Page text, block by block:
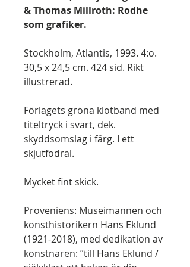
& Thomas Millroth: Rodhe
som grafiker.
Stockholm, Atlantis, 1993. 4:o.
30,5 x 24,5 cm. 424 sid. Rikt
illustrerad.
Förlagets gröna klotband med
titeltryck i svart, dek.
skyddsomslag i färg. I ett
skjutfodral.
Mycket fint skick.
Proveniens: Museimannen och
konsthistorikern Hans Eklund
(1921-2018), med dedikation av
konstnären: ”till Hans Eklund /